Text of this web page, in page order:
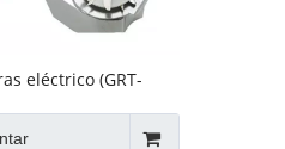
eléctrico (GRT-